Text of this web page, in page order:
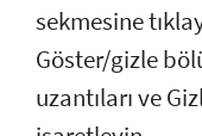
sekmesine
Göster/gizle
uzantıları ve